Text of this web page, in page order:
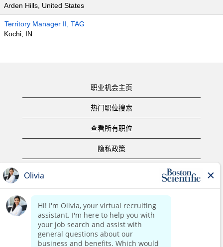
Arden Hills, United States
Territory Manager II, TAG
Kochi, IN
职业机会主页
热门职位搜索
查看所有职位
隐私政策
版权声明
联系我们
公司主页